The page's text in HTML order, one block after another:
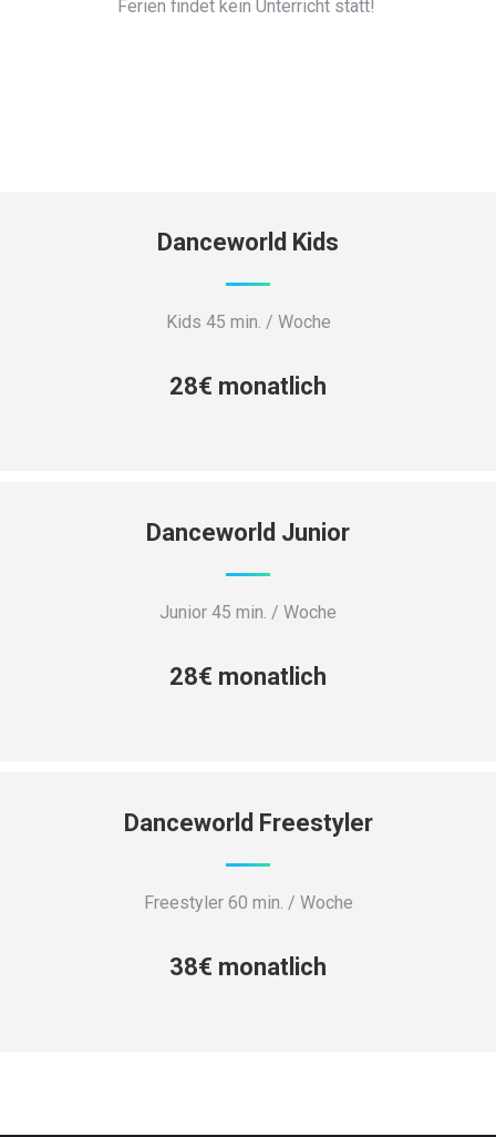
Ferien findet kein Unterricht statt!
Danceworld Kids
Kids 45 min. / Woche
28€ monatlich
Danceworld Junior
Junior 45 min. / Woche
28€ monatlich
Danceworld Freestyler
Freestyler 60 min. / Woche
38€ monatlich